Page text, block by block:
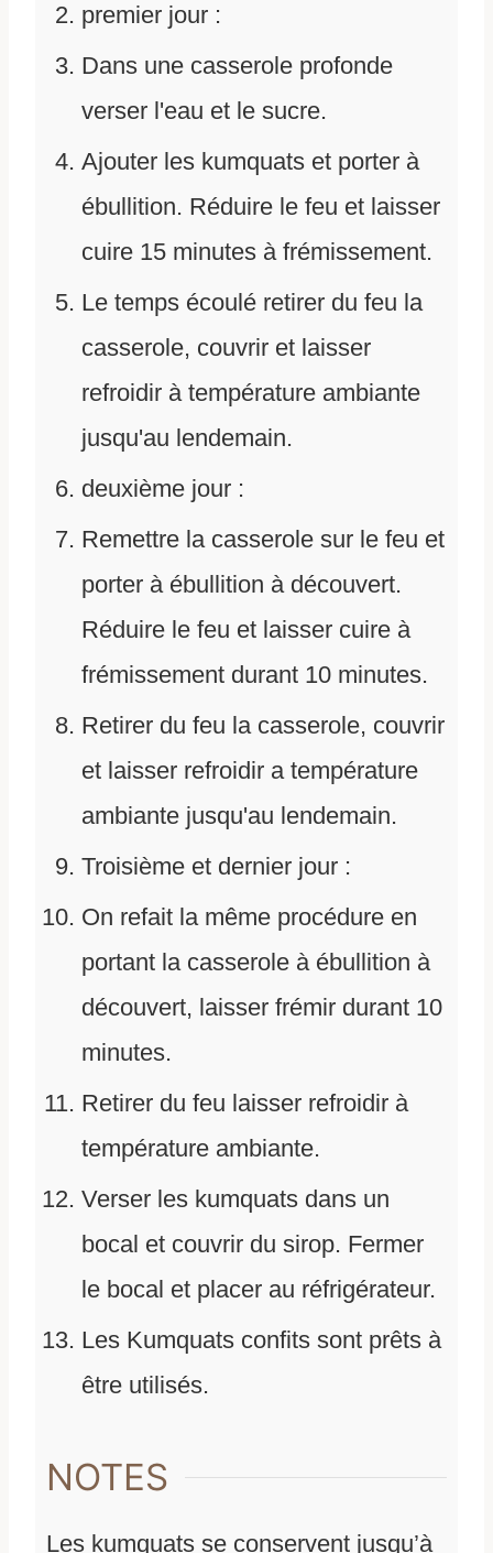
premier jour :
Dans une casserole profonde
verser l'eau et le sucre.
Ajouter les kumquats et porter à
ébullition. Réduire le feu et laisser
cuire 15 minutes à frémissement.
Le temps écoulé retirer du feu la
casserole, couvrir et laisser
refroidir à température ambiante
jusqu'au lendemain.
deuxième jour :
Remettre la casserole sur le feu et
porter à ébullition à découvert.
Réduire le feu et laisser cuire à
frémissement durant 10 minutes.
Retirer du feu la casserole, couvrir
et laisser refroidir a température
ambiante jusqu'au lendemain.
Troisième et dernier jour :
On refait la même procédure en
portant la casserole à ébullition à
découvert, laisser frémir durant 10
minutes.
Retirer du feu laisser refroidir à
température ambiante.
Verser les kumquats dans un
bocal et couvrir du sirop. Fermer
le bocal et placer au réfrigérateur.
Les Kumquats confits sont prêts à
être utilisés.
NOTES
Les kumquats se conservent jusqu’à